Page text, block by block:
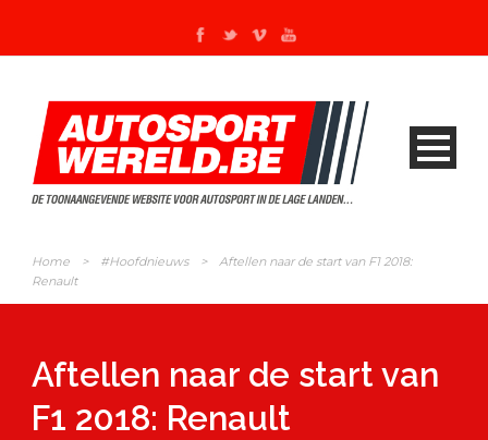
Home > #Hoofdnieuws >
Aftellen naar de start van F1 2018:
Renault
Aftellen naar de start van
F1 2018: Renault